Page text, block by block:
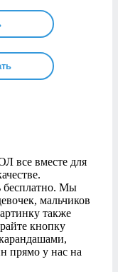
все вместе для
бесплатно. Мы
мальчиков
также
кнопку
прямо у нас на